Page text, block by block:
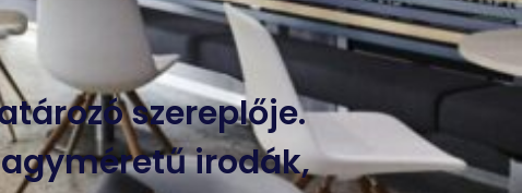
szereplője.
irodák,